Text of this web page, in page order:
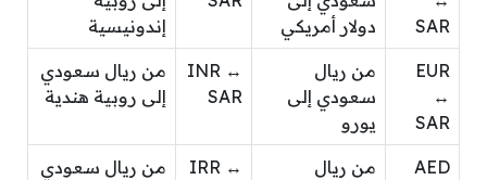
SAR
دولار أمريكي
إندونيسية
EUR
↔
SAR
من ريال
سعودي إلى
يورو
INR ↔
SAR
من ريال سعودي
إلى روبية هندية
AED
من ريال
IRR ↔
من ريال سعودي